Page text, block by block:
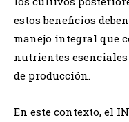
estos beneficios
manejo integral que
nutrientes
de producción.
En este contexto, el